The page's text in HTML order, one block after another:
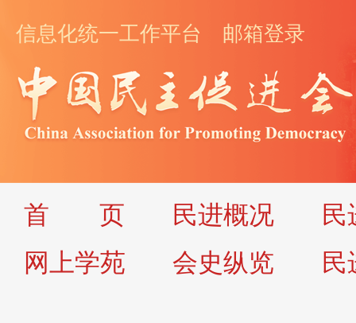
信息化统一工作平台 邮箱登录
首 页 民进概况
民
网上学苑
会史纵览 民